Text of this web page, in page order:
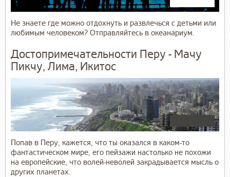
Не знаете где можно отдохнуть и развлечься с детьми или
любимым человеком? Отправляйтесь в океанариум.
Достопримечательности Перу - Мачу
Пикчу, Лима, Икитос
Попав в Перу, кажется, что ты оказался в каком-то
фантастическом мире, его пейзажи настолько не похожи
на европейские, что волей-неволей закрадывается мысль о
других планетах.